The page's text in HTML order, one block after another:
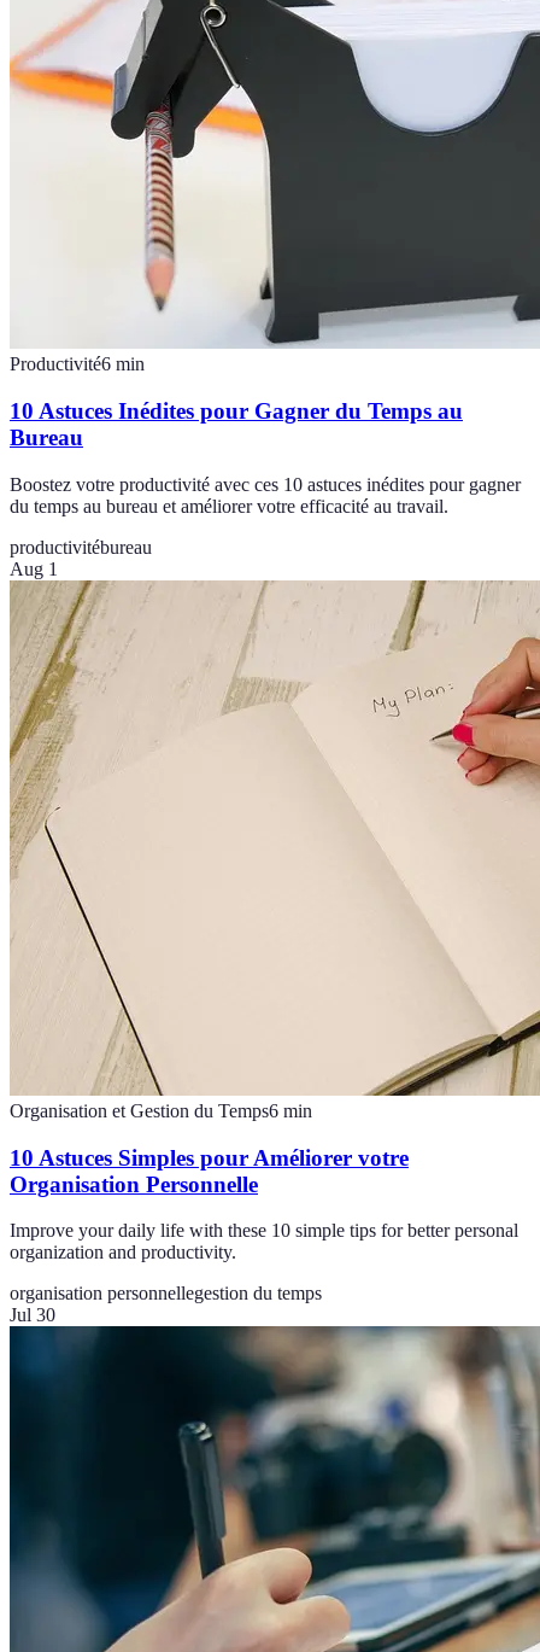
Productivité6 min
10 Astuces Inédites pour Gagner du Temps au
Bureau
Boostez votre productivité avec ces 10 astuces inédites pour gagner
du temps au bureau et améliorer votre efficacité au travail.
productivitébureau
Aug 1
Organisation et Gestion du Temps6 min
10 Astuces Simples pour Améliorer votre
Organisation Personnelle
Improve your daily life with these 10 simple tips for better personal
organization and productivity.
organisation personnellegestion du temps
Jul 30